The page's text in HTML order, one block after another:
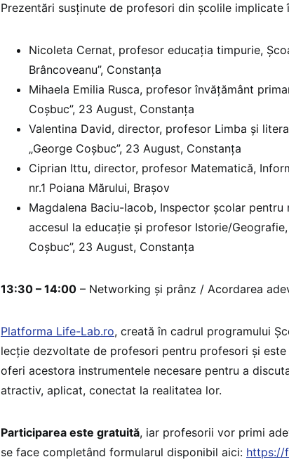
Prezentări susținute de profesori din școlile implicate
Nicoleta Cernat, profesor educația timpurie,
Brâncoveanu”, Constanța
Mihaela Emilia Rusca, profesor învățământ
Coșbuc”, 23 August, Constanța
Valentina David, director, profesor Limba și
„George Coșbuc”, 23 August, Constanța
Ciprian Ittu, director, profesor Matematică,
nr.1 Poiana Mărului, Brașov
Magdalena Baciu-Iacob, Inspector școlar
accesul la educație și profesor Istorie/
Coșbuc”, 23 August, Constanța
13:30 – 14:00 – Networking și prânz / Acordarea
Platforma Life-Lab.ro, creată în cadrul programului
lecție dezvoltate de profesori pentru profesori și
oferi acestora instrumentele necesare pentru a
atractiv, aplicat, conectat la realitatea lor.
Participarea este gratuită, iar profesorii vor primi
se face completând formularul disponibil aici: https://